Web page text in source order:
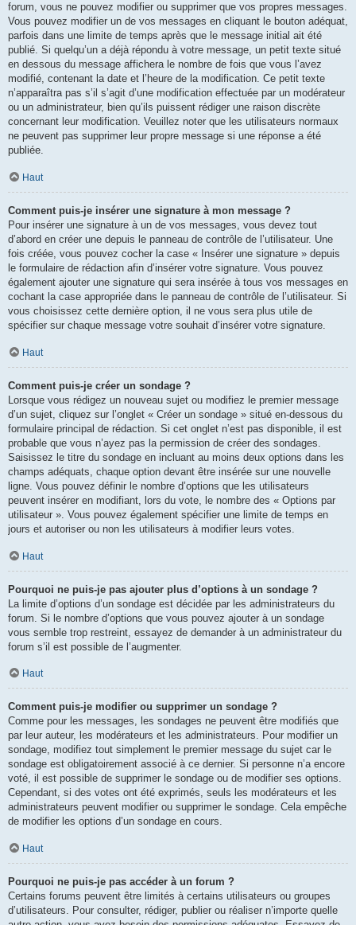
forum, vous ne pouvez modifier ou supprimer que vos propres messages.
Vous pouvez modifier un de vos messages en cliquant le bouton adéquat,
parfois dans une limite de temps après que le message initial ait été
publié. Si quelqu’un a déjà répondu à votre message, un petit texte situé
en dessous du message affichera le nombre de fois que vous l’avez
modifié, contenant la date et l’heure de la modification. Ce petit texte
n’apparaîtra pas s’il s’agit d’une modification effectuée par un modérateur
ou un administrateur, bien qu’ils puissent rédiger une raison discrète
concernant leur modification. Veuillez noter que les utilisateurs normaux
ne peuvent pas supprimer leur propre message si une réponse a été
publiée.
Haut
Comment puis-je insérer une signature à mon message ?
Pour insérer une signature à un de vos messages, vous devez tout
d’abord en créer une depuis le panneau de contrôle de l’utilisateur. Une
fois créée, vous pouvez cocher la case « Insérer une signature » depuis
le formulaire de rédaction afin d’insérer votre signature. Vous pouvez
également ajouter une signature qui sera insérée à tous vos messages en
cochant la case appropriée dans le panneau de contrôle de l’utilisateur. Si
vous choisissez cette dernière option, il ne vous sera plus utile de
spécifier sur chaque message votre souhait d’insérer votre signature.
Haut
Comment puis-je créer un sondage ?
Lorsque vous rédigez un nouveau sujet ou modifiez le premier message
d’un sujet, cliquez sur l’onglet « Créer un sondage » situé en-dessous du
formulaire principal de rédaction. Si cet onglet n’est pas disponible, il est
probable que vous n’ayez pas la permission de créer des sondages.
Saisissez le titre du sondage en incluant au moins deux options dans les
champs adéquats, chaque option devant être insérée sur une nouvelle
ligne. Vous pouvez définir le nombre d’options que les utilisateurs
peuvent insérer en modifiant, lors du vote, le nombre des « Options par
utilisateur ». Vous pouvez également spécifier une limite de temps en
jours et autoriser ou non les utilisateurs à modifier leurs votes.
Haut
Pourquoi ne puis-je pas ajouter plus d’options à un sondage ?
La limite d’options d’un sondage est décidée par les administrateurs du
forum. Si le nombre d’options que vous pouvez ajouter à un sondage
vous semble trop restreint, essayez de demander à un administrateur du
forum s’il est possible de l’augmenter.
Haut
Comment puis-je modifier ou supprimer un sondage ?
Comme pour les messages, les sondages ne peuvent être modifiés que
par leur auteur, les modérateurs et les administrateurs. Pour modifier un
sondage, modifiez tout simplement le premier message du sujet car le
sondage est obligatoirement associé à ce dernier. Si personne n’a encore
voté, il est possible de supprimer le sondage ou de modifier ses options.
Cependant, si des votes ont été exprimés, seuls les modérateurs et les
administrateurs peuvent modifier ou supprimer le sondage. Cela empêche
de modifier les options d’un sondage en cours.
Haut
Pourquoi ne puis-je pas accéder à un forum ?
Certains forums peuvent être limités à certains utilisateurs ou groupes
d’utilisateurs. Pour consulter, rédiger, publier ou réaliser n’importe quelle